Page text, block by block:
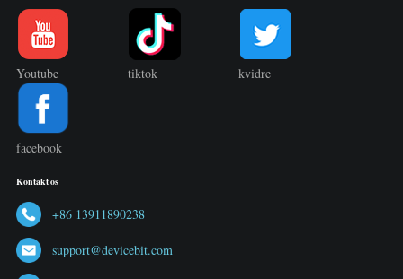
Youtube tiktok kvidre
facebook
Kontakt os
+86 13911890238
support@devicebit.com